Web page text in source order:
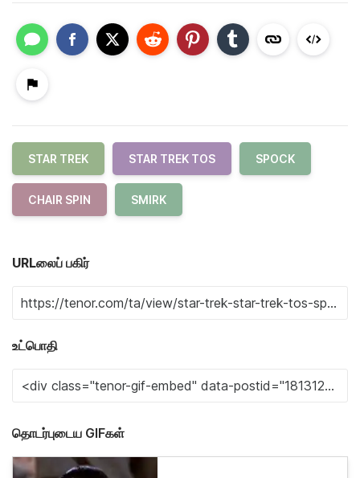
STAR TREK STAR TREK TOS SPOCK
CHAIR SPIN SMIRK
URLலைப் பகிர்
உட்பொதி
தொடர்புடைய GIFகள்